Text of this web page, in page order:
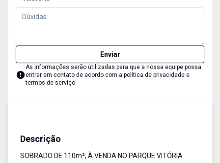
Enviar
As informações serão utilizadas para que a nossa equipe possa
entrar em contato de acordo com a política de privacidade e
termos de serviço
Descrição
SOBRADO DE 110m², À VENDA NO PARQUE VITÓRIA